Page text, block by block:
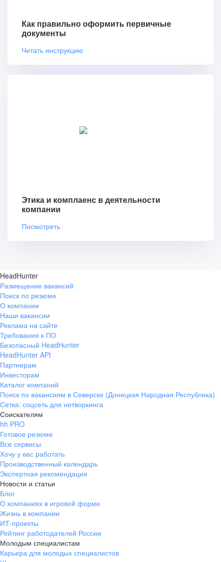
Как правильно оформить первичные
документы
Читать инструкцию
Этика и комплаенс в деятельности
компании
Посмотреть
HeadHunter
Размещение вакансий
Поиск по резюме
О компании
Наши вакансии
Реклама на сайте
Требования к ПО
Безопасный HeadHunter
HeadHunter API
Партнерам
Инвесторам
Каталог компаний
Поиск по вакансиям в Северске (Донецкая Народная Республика)
Сетка: соцсеть для нетворкинга
Соискателям
hh PRO
Готовое резюме
Все сервисы
Хочу у вас работать
Производственный календарь
Экспертная рекомендация
Новости и статьи
Блог
О компаниях в игровой форме
Жизнь в компании
ИТ-проекты
Рейтинг работодателей России
Молодым специалистам
Карьера для молодых специалистов